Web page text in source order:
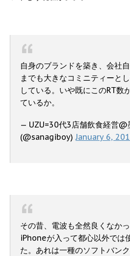
自身のブランドを築き、会社
までも大きなコミニティーと
している。いや既にこのRT数
ているか。
— UZU=30代3店舗飲食経営@
(@sanagiboy)January 6,
その昔、電波も全然良くなか
iPhoneが入って都心以外では
た。あれは一種のソフトバン